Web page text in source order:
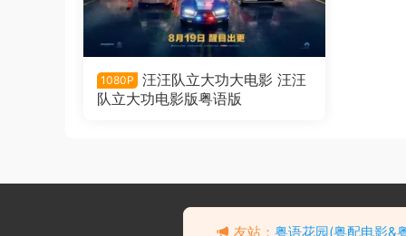
1080P
汪汪队立大功大电影 汪汪
队立大功电影版粤语版
年勇者全50集 战斗之魂：Br
10分钟前 有人购买 友站： 粤语花园(粤配电影&